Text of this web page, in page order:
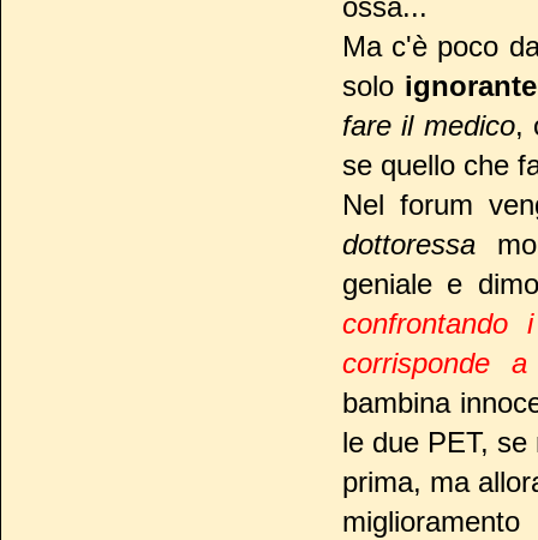
ossa...
Ma c'è poco
solo ignorante
fare il medico,
se quello che
Nel forum
dottoressa
geniale e
corrisponde
bambina
le due PET,
prima, ma